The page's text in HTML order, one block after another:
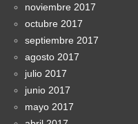
noviembre 2017
octubre 2017
septiembre 2017
agosto 2017
julio 2017
junio 2017
mayo 2017